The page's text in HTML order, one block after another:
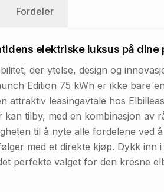
Fordeler
elektriske luksus på dine
der ytelse, design og
Edition 75 kWh er ikke bare
attraktiv leasingavtale hos
tilby, med en kombinasjon av
til å nyte alle fordelene ved
med et direkte kjøp. Dykk inn
perfekte valget for den kresne